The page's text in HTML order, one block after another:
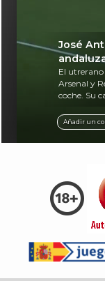
Añadir un
José
El utrerano
Arsenal y
coche. Su